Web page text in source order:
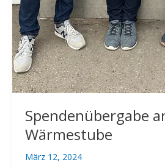
Spendenübergabe
Wärmestube
März 12, 2024